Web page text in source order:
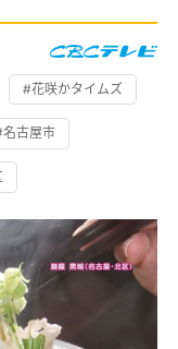
#花咲かタイムズ
古屋市